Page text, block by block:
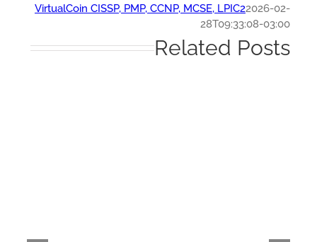
VirtualCoin CISSP, PMP, CCNP, MCSE, LPIC22026-
28T09:33:08-
Related